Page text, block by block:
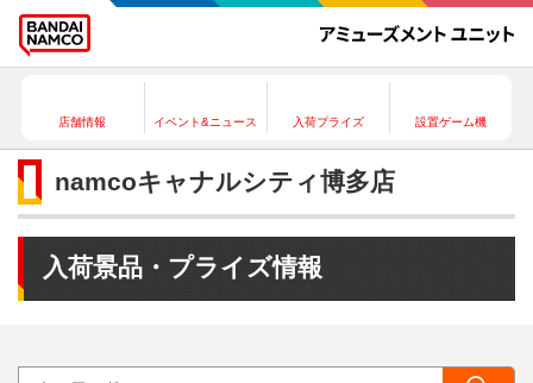
店舗情報 イベント&ニュース 入荷プライズ 設置ゲーム機
namcoキャナルシティ博多店
入荷景品・プライズ情報